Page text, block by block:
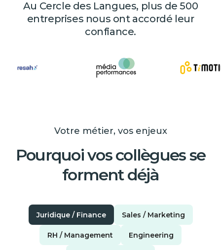
Au Cercle des Langues, plus de 500
entreprises nous ont accordé leur
confiance.
Votre métier, vos enjeux
Pourquoi vos collègues se
forment déjà
Juridique / Finance Sales / Marketing
RH / Management Engineering